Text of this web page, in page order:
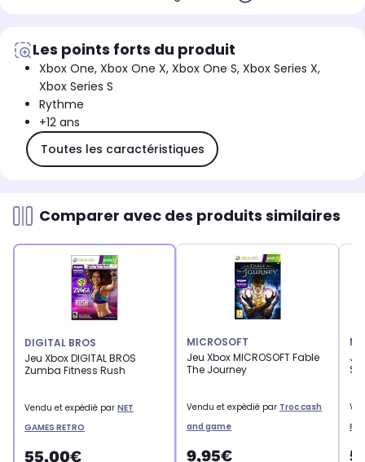
Les points forts du produit
Xbox One, Xbox One X, Xbox One S, Xbox Series X,
Xbox Series S
Rythme
+12 ans
Toutes les caractéristiques
Comparer avec des produits similaires
DIGITAL BROS
Jeu Xbox DIGITAL BROS
Zumba Fitness Rush
Vendu et expédié par NET
GAMES RETRO
55,00€
MICROSOFT
Jeu Xbox MICROSOFT Fable
The Journey
Vendu et expédié par Troc cash
and game
9,95€